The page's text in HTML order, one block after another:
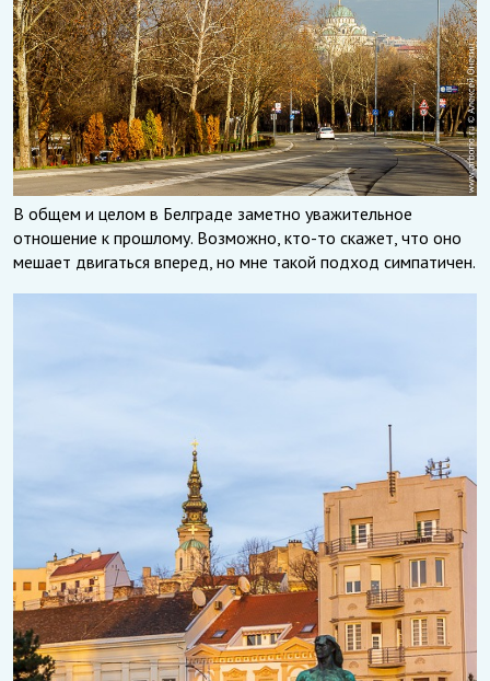
В общем и целом в Белграде заметно уважительное
отношение к прошлому. Возможно, кто-то скажет, что оно
мешает двигаться вперед, но мне такой подход симпатичен.